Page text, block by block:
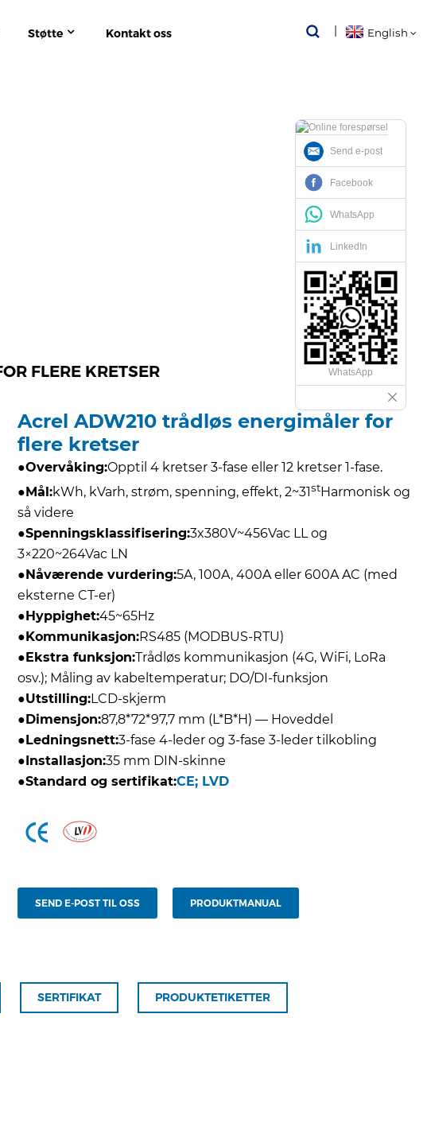
Støtte Kontakt oss English
FLERE KRETSER
Acrel ADW210 trådløs energimåler for
flere kretser
●Overvåking:Opptil 4 kretser 3-fase eller 12 kretser 1-fase.
● Mål:kWh, kVarh, strøm, spenning, effekt, 2~31stHarmonisk og
så videre
●Spenningsklassifisering:3x380V~456Vac LL og
3×220~264Vac LN
● Nåværende vurdering:5A, 100A, 400A eller 600A AC (med
eksterne CT-er)
● Hyppighet:45~65Hz
● Kommunikasjon:RS485 (MODBUS-RTU)
● Ekstra funksjon:Trådløs kommunikasjon (4G, WiFi, LoRa
osv.); Måling av kabeltemperatur; DO/DI-funksjon
●Utstilling:LCD-skjerm
● Dimensjon:87,8*72*97,7 mm (L*B*H) — Hoveddel
● Ledningsnett:3-fase 4-leder og 3-fase 3-leder tilkobling
● Installasjon:35 mm DIN-skinne
●Standard og sertifikat:CE; LVD
SEND E-POST TIL OSS PRODUKTMANUAL
SERTIFIKAT PRODUKTETIKETTER
Send e-post
Facebook
WhatsApp
LinkedIn
WhatsApp